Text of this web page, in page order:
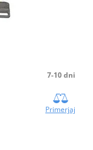
7-10 dni
Primerjaj